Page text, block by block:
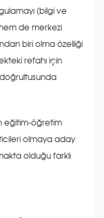
(bilgi ve
de merkezi
biri olma özelliği
refahı için
eğitim-öğretim
olmaya aday
olduğu farklı